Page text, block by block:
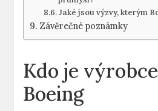
Jaké jsou ‍výzvy, kterým
Závěrečné poznámky
Kdo‍ je
Boeing